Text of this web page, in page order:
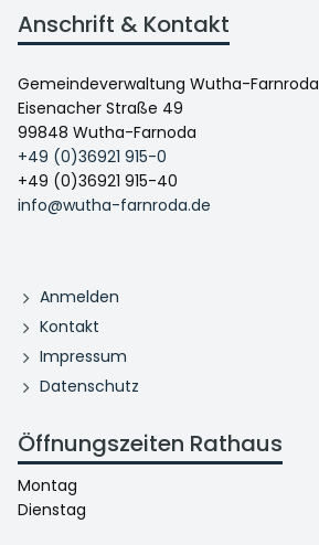
Anschrift & Kontakt
Gemeindeverwaltung Wutha-Farnroda
Eisenacher Straße 49
99848 Wutha-Farnoda
+49 (0)36921 915-0
+49 (0)36921 915-40
info@wutha-farnroda.de
Anmelden
Kontakt
Impressum
Datenschutz
Öffnungszeiten Rathaus
Montag
Dienstag